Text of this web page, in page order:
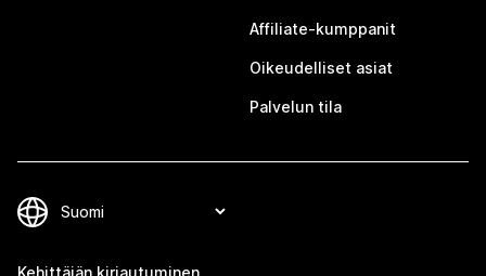
Affiliate-kumppanit
Oikeudelliset asiat
Palvelun tila
Kehittäjän kirjautuminen